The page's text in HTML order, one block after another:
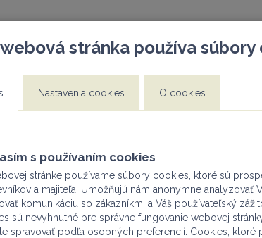
REGISTROVAŤ AKO FIRMA (odfajknúť na začiatku
PODNIKATEĽ)
cenníky kontakt
stránka používa súbory
Nastavenia cookies O cookies
s používaním cookies
stránke používame súbory cookies, ktoré sú
a majiteľa. Umožňujú nám anonymne analyzovať
komunikáciu so zákazníkmi a Váš používateľský
sú nevyhnutné pre správne fungovanie webovej
spravovať podľa osobných preferencií. Cookies, ktoré